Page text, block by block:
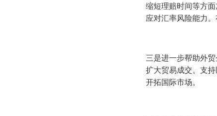
缩短理赔时间等方
应对汇率风险能力
三是进一步帮助外
扩大贸易成交。支
开拓国际市场。